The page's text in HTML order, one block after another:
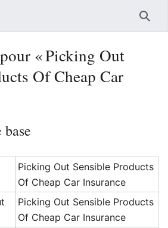
« Picking Out
Of Cheap Car
Picking Out Sensible Products
Of Cheap Car Insurance
Picking Out Sensible Products
Of Cheap Car Insurance